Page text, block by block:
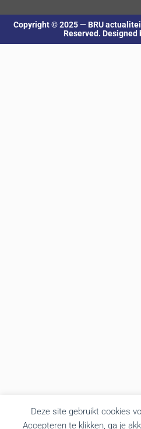
Deze site gebruikt cookies
Accepteren te klikken, ga je
Copyright © 2025 — BRU
Reserved.